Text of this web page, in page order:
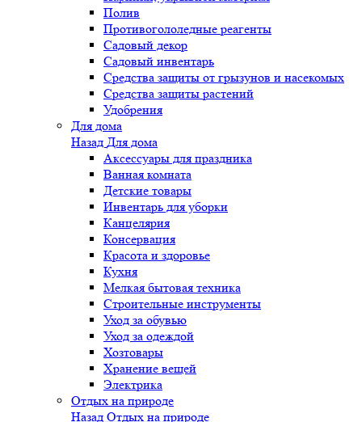
Полив
Противогололедные реагенты
Садовый декор
Садовый инвентарь
Средства защиты от грызунов и насекомых
Средства защиты растений
Удобрения
Для дома
Назад Для дома
Аксессуары для праздника
Ванная комната
Детские товары
Инвентарь для уборки
Канцелярия
Консервация
Красота и здоровье
Кухня
Мелкая бытовая техника
Строительные инструменты
Уход за обувью
Уход за одеждой
Хозтовары
Хранение вещей
Электрика
Отдых на природе
Назад Отдых на природе